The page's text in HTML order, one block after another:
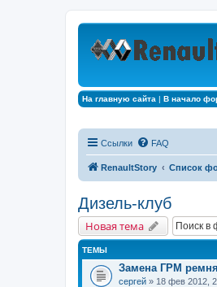
На главную сайта | В начало
Ссылки FAQ
RenaultStory Список
Дизель-клуб
Новая тема
ТЕМЫ
Замена ГРМ
сергей » 18 фев 2012,